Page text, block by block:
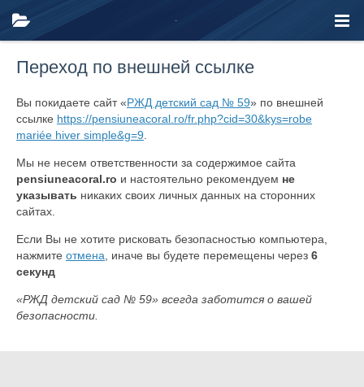
Переход по внешней ссылке
Вы покидаете сайт «РЖД детский сад № 59» по внешней
ссылке https://pensiuneacoral.ro/fr.php?cid=30&kys=robe
mariée hiver simple&g=9
Мы не несем ответственности за содержимое сайта
pensiuneacoral.ro и настоятельно рекомендуем не
указывать никаких своих личных данных на сторонних
сайтах.
Если Вы не хотите рисковать безопасностью компьютера,
нажмите отмена , иначе вы будете перемещены через 6
секунд
«РЖД детский сад № 59» всегда заботится о вашей
безопасности.